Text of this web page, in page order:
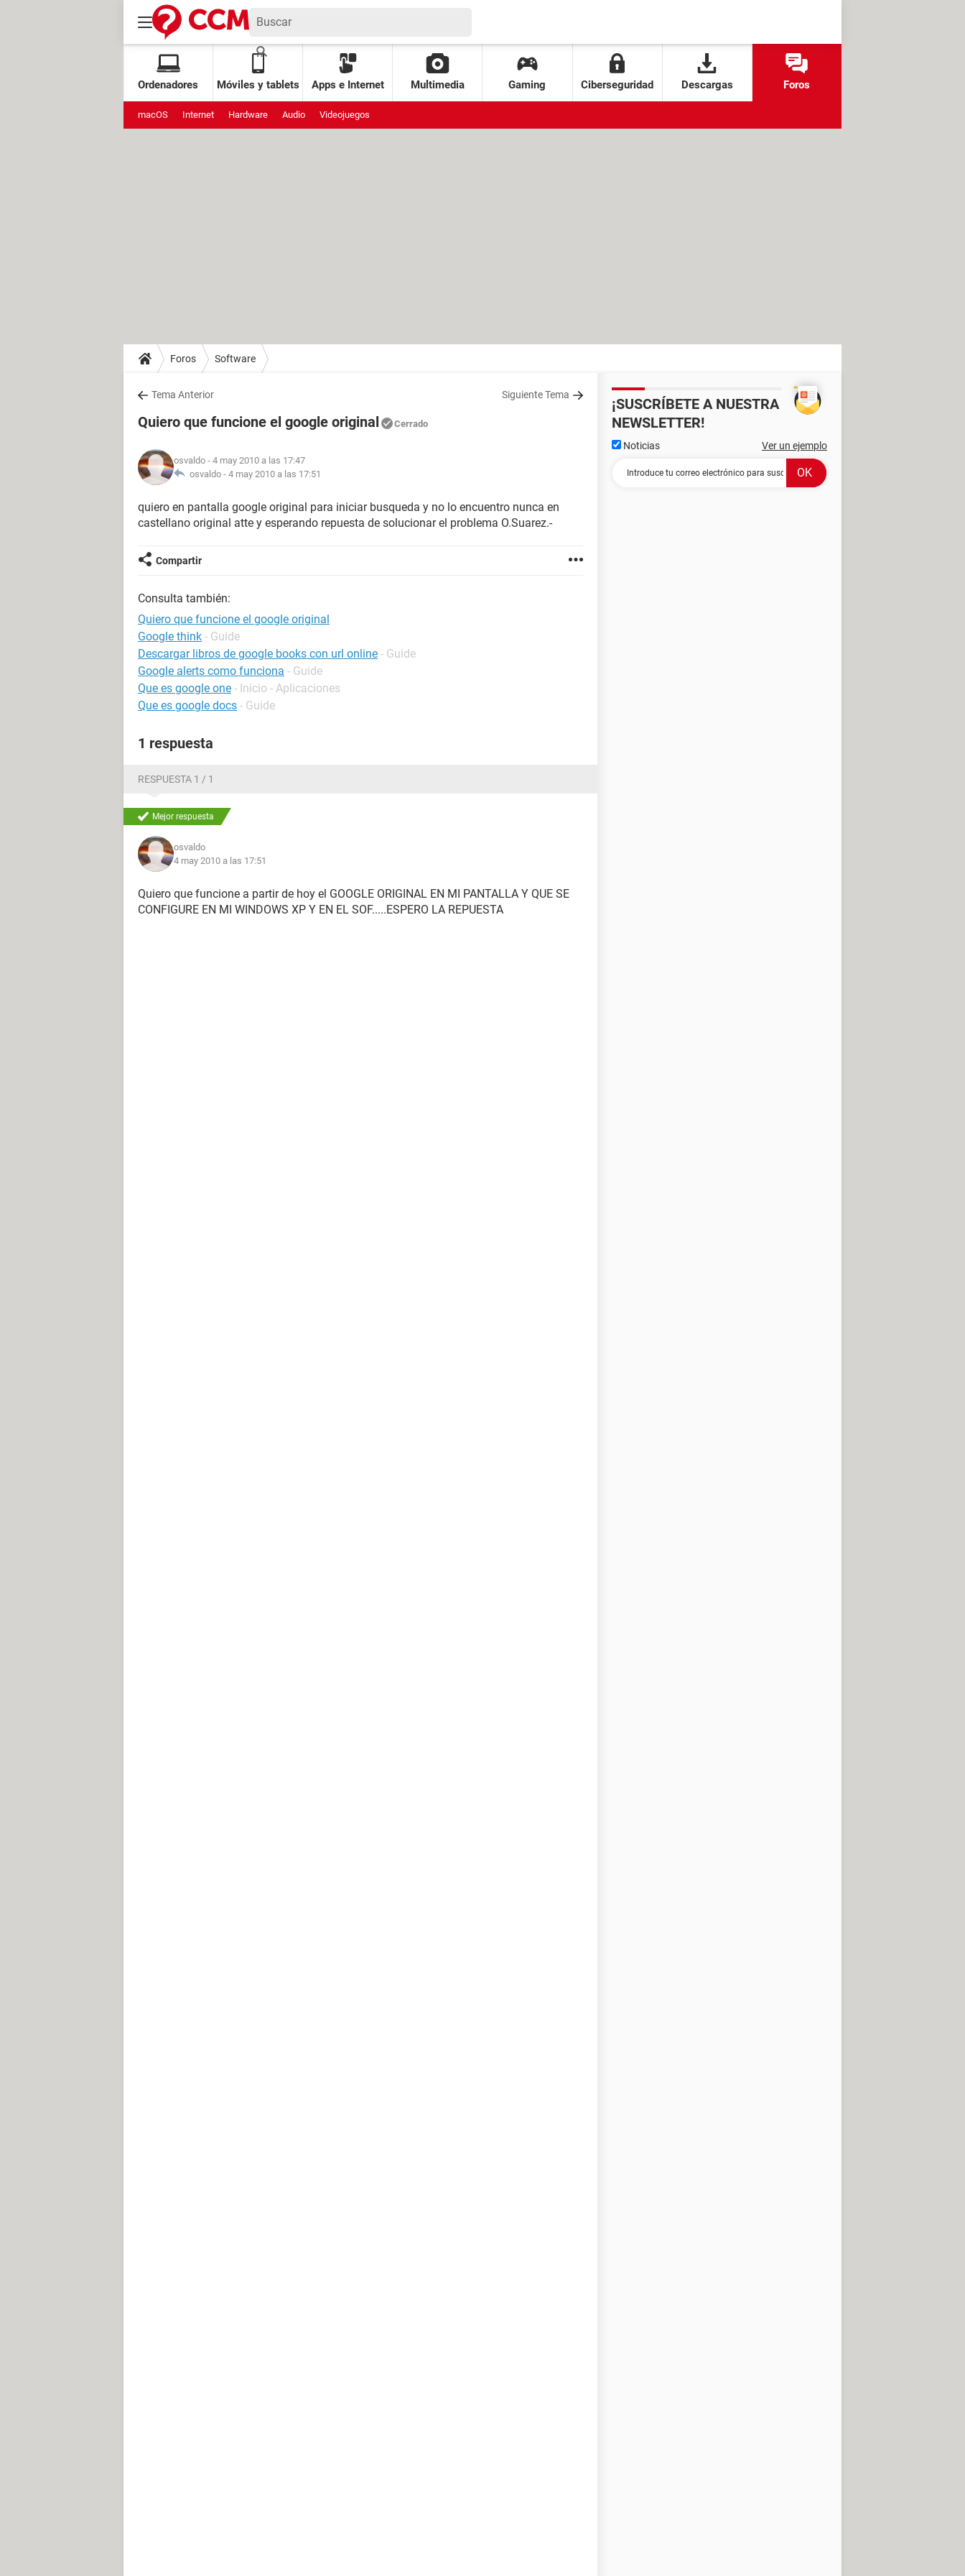
Ordenadores Móviles y tablets Apps e Internet Multimedia Gaming Ciberseguridad Descargas Foros
macOS Internet Hardware Audio Videojuegos
Foros Software
Tema Anterior Siguiente Tema
Quiero que funcione el google original Cerrado
osvaldo - 4 may 2010 a las 17:47
osvaldo - 4 may 2010 a las 17:51
quiero en pantalla google original para iniciar busqueda y no lo encuentro nunca en
castellano original atte y esperando repuesta de solucionar el problema O.Suarez.-
Compartir
Consulta también:
Quiero que funcione el google original
Google think - Guide
Descargar libros de google books con url online - Guide
Google alerts como funciona - Guide
Que es google one - Inicio - Aplicaciones
Que es google docs - Guide
1 respuesta
RESPUESTA 1 / 1
Mejor respuesta
osvaldo
4 may 2010 a las 17:51
Quiero que funcione a partir de hoy el GOOGLE ORIGINAL EN MI PANTALLA Y QUE SE
CONFIGURE EN MI WINDOWS XP Y EN EL SOF.....ESPERO LA REPUESTA
¡SUSCRÍBETE A NUESTRA
NEWSLETTER!
Noticias Ver un ejemplo